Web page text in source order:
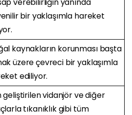
bir yaklaşımla hareket
kaynakların korunması başta
üzere çevreci bir yaklaşımla
ediliyor.
geliştirilen vidanjör ve diğer
tıkanıklık gibi tüm